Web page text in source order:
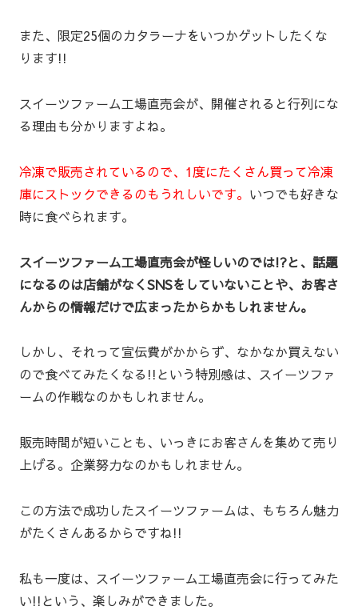
また、限定25個のカタラーナをいつかゲットしたくな
ります!!
スイーツファーム工場直売会が、開催されると行列にな
る理由も分かりますよね。
冷凍で販売されているので、1度にたくさん買って冷凍
庫にストックできるのもうれしいです。 いつでも好きな
時に食べられます。
スイーツファーム工場直売会が怪しいのでは!?と、話題
になるのは店舗がなくSNSをしていないことや、お客さ
んからの情報だけで広まったからかもしれません。
しかし、それって宣伝費がかからず、なかなか買えない
ので食べてみたくなる!!という特別感は、スイーツファ
ームの作戦なのかもしれません。
販売時間が短いことも、いっきにお客さんを集めて売り
上げる。企業努力なのかもしれません。
この方法で成功したスイーツファームは、もちろん魅力
がたくさんあるからですね!!
私も一度は、スイーツファーム工場直売会に行ってみた
い!!という、楽しみができました。